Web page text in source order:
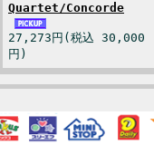
Quartet/Concorde
27,273円(税込 30,000
円)